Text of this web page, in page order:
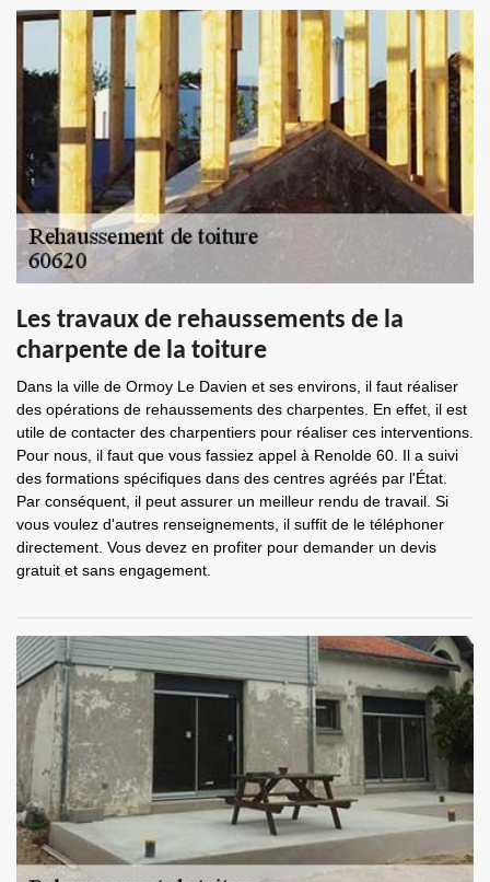
Les travaux de rehaussements de la
charpente de la toiture
Dans la ville de Ormoy Le Davien et ses environs, il faut réaliser
des opérations de rehaussements des charpentes. En effet, il est
utile de contacter des charpentiers pour réaliser ces interventions.
Pour nous, il faut que vous fassiez appel à Renolde 60. Il a suivi
des formations spécifiques dans des centres agréés par l'État.
Par conséquent, il peut assurer un meilleur rendu de travail. Si
vous voulez d'autres renseignements, il suffit de le téléphoner
directement. Vous devez en profiter pour demander un devis
gratuit et sans engagement.